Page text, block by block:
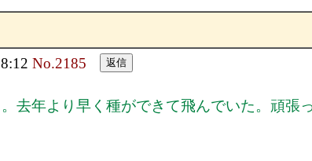
No.2185
去年より早く種ができて飛んでいた。頑張